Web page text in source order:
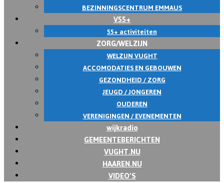
BEZINNINGSCENTRUM EMMAUS
V55+
55+ activiteiten
ZORG/WELZIJN
WELZIJN VUGHT
ACCOMODATIES EN GEBOUWEN
GEZONDHEID / ZORG
JEUGD / JONGEREN
OUDEREN
VERENIGINGEN / EVENEMENTEN
wijkradio
GEMEENTEBERICHTEN
VUGHT.NU
HAAREN.NU
VIDEO’S